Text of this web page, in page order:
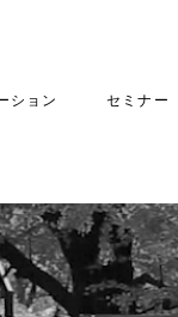
ション セミナー